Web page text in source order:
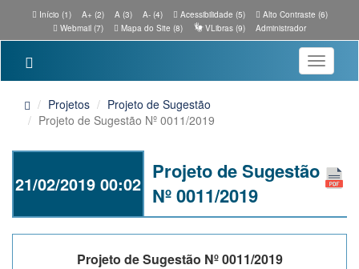
Início (1) A+ (2) A (3) A- (4) Acessibilidade (5)
Alto Contraste (6)
Webmail (7)
Mapa do Site (8) VLibras (9) Administrador
Toggle
Projetos
Projeto de Sugestão
Projeto de Sugestão Nº 0011/2019
21/02/2019 00:02
Projeto de Sugestão
Nº 0011/2019
Projeto de Sugestão Nº 0011/2019